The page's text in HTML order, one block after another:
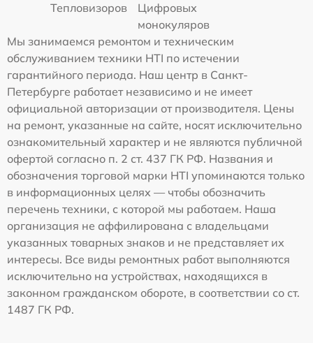
Тепловизоров
Цифровых
монокуляров
Мы занимаемся ремонтом и техническим
обслуживанием техники HTI по истечении
гарантийного периода. Наш центр в Санкт-
Петербурге работает независимо и не имеет
официальной авторизации от производителя. Цены
на ремонт, указанные на сайте, носят исключительно
ознакомительный характер и не являются публичной
офертой согласно п. 2 ст. 437 ГК РФ. Названия и
обозначения торговой марки HTI упоминаются только
в информационных целях — чтобы обозначить
перечень техники, с которой мы работаем. Наша
организация не аффилирована с владельцами
указанных товарных знаков и не представляет их
интересы. Все виды ремонтных работ выполняются
исключительно на устройствах, находящихся в
законном гражданском обороте, в соответствии со ст.
1487 ГК РФ.